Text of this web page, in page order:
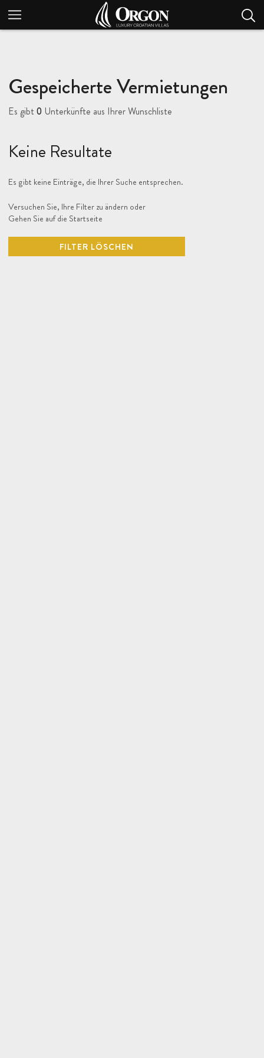
Gespeicherte Vermietungen
Es gibt 0 Unterkünfte aus Ihrer Wunschliste
Keine Resultate
Es gibt keine Einträge, die Ihrer Suche entsprechen.
Versuchen Sie, Ihre Filter zu ändern oder
Gehen Sie auf die Startseite
FILTER LÖSCHEN